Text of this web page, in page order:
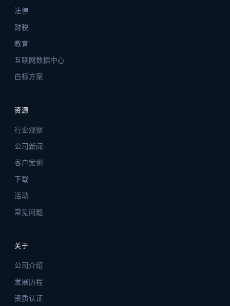
法律
财税
教育
互联网数据中心
白标方案
资源
行业观察
公司新闻
客户案例
下载
活动
常见问题
关于
公司介绍
发展历程
资质认证